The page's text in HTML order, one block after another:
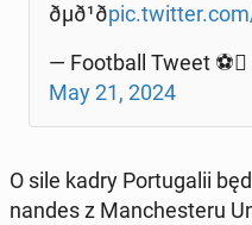
ðµð¹ð
— Fo­ot­ball Tweet ⚽
May 21, 2024
O sile kadry Por­tu­ga­lii
nan­des z Man­che­ste­ru